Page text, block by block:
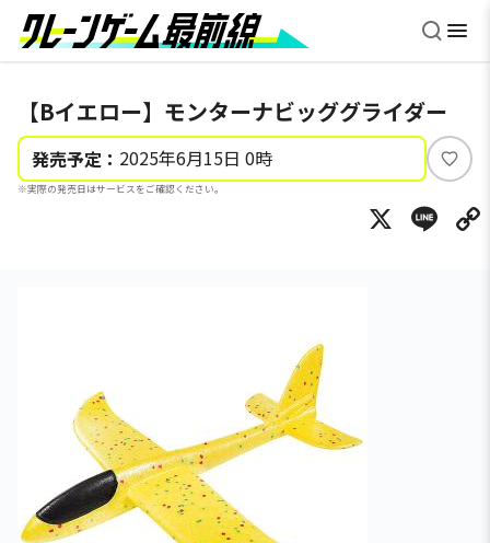
【Bイエロー】モンターナビッググライダー
発売予定： 2025年6月15日 0時
※実際の発売日はサービスをご確認ください。
い
ね
X